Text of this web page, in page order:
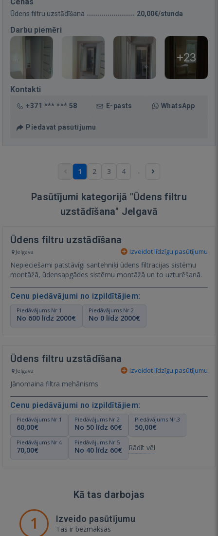
Ūdens filtru uzstādīšana 20,00€/stunda
Darbu piemēri
+23
Kontakti
+371 *** *** 58 E-pasts WhatsApp
Piedāvāt pasūtījumu
1 2 3 4 ...
Pasūtījumi kategorijā "Ūdens filtru
uzstādīšana" Jelgavā
Ūdens filtru uzstādīšana
Jelgava Izveidot līdzīgu pasūtījumu
Nepieciešami patstāvīgi santehniķi ūdens filtracijas sistēmu
montāžā, ūdensapgādes sistēmu montāžā un to uzturēšanā.
Cenu piedāvājumi no izpildītājiem:
Piedāvājums Nr.1
No 600 līdz 2000€
Piedāvājums Nr.2
No 0 līdz 2000€
Ūdens filtru uzstādīšana
Jelgava Izveidot līdzīgu pasūtījumu
Jānomaina filtra mehānisms
Cenu piedāvājumi no izpildītājiem:
Piedāvājums Nr.1
60,00€
Piedāvājums Nr.2
No 50 līdz 60€
Piedāvājums Nr.3
50,00€
Piedāvājums Nr.4
70,00€
Piedāvājums Nr.5
No 40 līdz 60€ Rādīt vēl
Kā tas darbojas
1 Izveido pasūtījumu
Tas ir bezmaksas